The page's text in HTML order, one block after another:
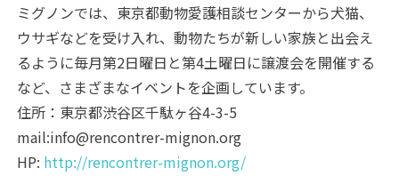
ミグノンでは、東京都動物愛護相談センターから犬猫、
ウサギなどを受け入れ、動物たちが新しい家族と出会え
るように毎月第2日曜日と第4土曜日に譲渡会を開催する
など、さまざまなイベントを企画しています。
住所：東京都渋谷区千駄ヶ谷4-3-5
mail:info@rencontrer-mignon.org
HP: http://rencontrer-mignon.org/